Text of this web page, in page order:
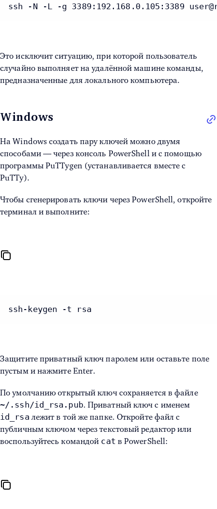
ssh -N -L -g 3389:192.168.0.105:3389
Это исключит ситуацию, при которой пользователь
случайно выполняет на удалённой машине команды,
предназначенные для локального компьютера.
Windows
На Windows создать пару ключей можно двумя
способами — через консоль PowerShell и с помощью
программы PuTTygen (устанавливается вместе с
PuTTy).
Чтобы сгенерировать ключи через PowerShell, откройте
терминал и выполните:
ssh-keygen -t rsa
Защитите приватный ключ паролем или оставьте поле
пустым и нажмите Enter.
По умолчанию открытый ключ сохраняется в файле
~/.ssh/id_rsa.pub. Приватный ключ с именем
id_rsa лежит в той же папке. Откройте файл с
публичным ключом через текстовый редактор или
воспользуйтесь командой cat в PowerShell: